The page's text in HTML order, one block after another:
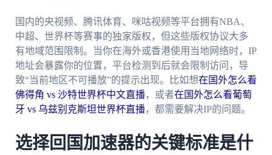
国内的央视频、腾讯体育、咪咕视频等平台拥有NBA、
中超、世界杯等赛事的独家版权，但这些版权协议大多
有地域范围限制。当你在海外或香港使用当地网络时，IP
地址会暴露你的位置，平台检测到后就会限制访问，导
致“当前地区不可播放”的提示出现。比如想在国外怎么看
佛得角 vs 沙特世界杯中文直播，或者在国外怎么看葡萄
牙 vs 乌兹别克斯坦世界杯直播，都需要解决IP的问题。
选择回国加速器的关键标准是什